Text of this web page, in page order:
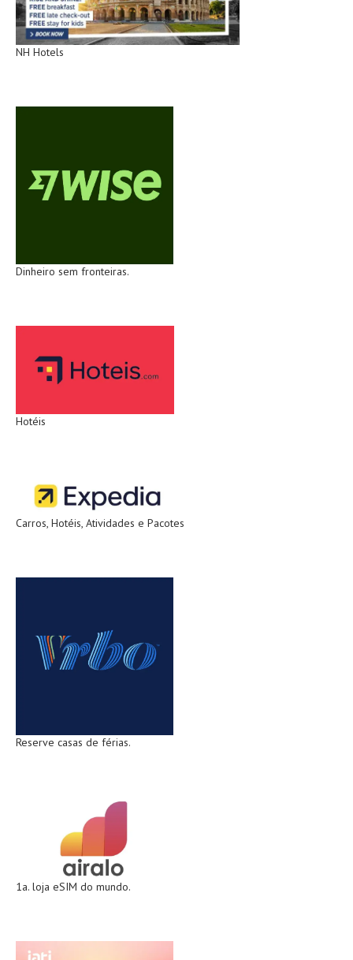
NH Hotels
Dinheiro sem fronteiras.
Hotéis
Carros, Hotéis, Atividades e Pacotes
Reserve casas de férias.
1a. loja eSIM do mundo.